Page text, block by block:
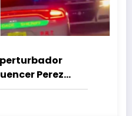
perturbador
Perez
fans a pedir